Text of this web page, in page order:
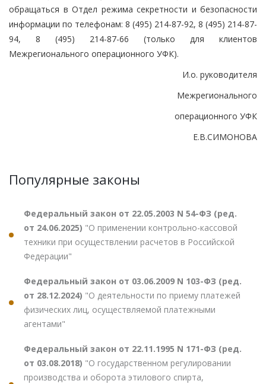
обращаться в Отдел режима секретности и безопасности
информации по телефонам: 8 (495) 214-87-92, 8 (495) 214-87-
94, 8 (495) 214-87-66 (только для клиентов
Межрегионального операционного УФК).
И.о. руководителя
Межрегионального
операционного УФК
Е.В.СИМОНОВА
Популярные законы
Федеральный закон от 22.05.2003 N 54-ФЗ (ред.
от 24.06.2025) "О применении контрольно-кассовой
техники при осуществлении расчетов в Российской
Федерации"
Федеральный закон от 03.06.2009 N 103-ФЗ (ред.
от 28.12.2024) "О деятельности по приему платежей
физических лиц, осуществляемой платежными
агентами"
Федеральный закон от 22.11.1995 N 171-ФЗ (ред.
от 03.08.2018) "О государственном регулировании
производства и оборота этилового спирта,